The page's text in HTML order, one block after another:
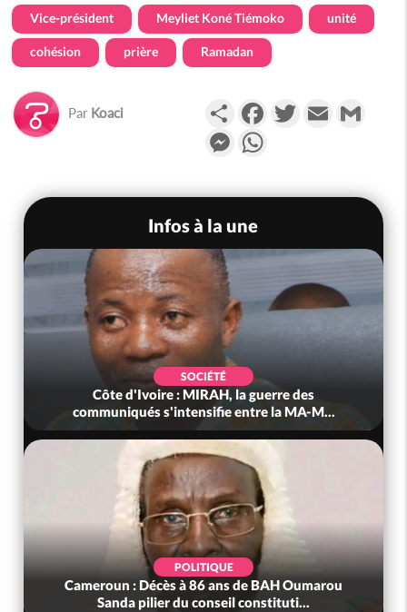
Vice-président Meyliet Koné Tiémoko unité
cohésion prière Ramadan
Par Koaci PartagerFacebookTwitterEmail
Messenger
Infos à la une
SOCIÉTÉ
Côte d'Ivoire : MIRAH, la guerre des
communiqués s'intensifie entre la MA-M...
POLITIQUE
Cameroun : Décès à 86 ans de BAH Oumarou
Sanda pilier du conseil constituti...